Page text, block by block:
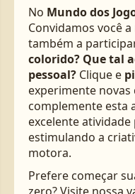
No Mundo dos
Convidamos você
também a
colorido? Que tal
pessoal? Clique e
experimente novas
complemente esta
excelente atividade
estimulando a
motora.
Prefere começar